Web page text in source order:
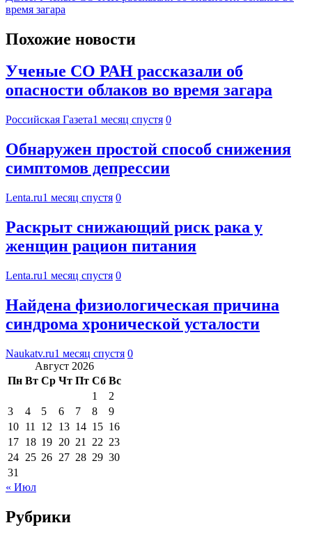
время загара
Похожие новости
Ученые СО РАН рассказали об
опасности облаков во время загара
Российская Газета1 месяц спустя 0
Обнаружен простой способ снижения
симптомов депрессии
Lenta.ru1 месяц спустя 0
Раскрыт снижающий риск рака у
женщин рацион питания
Lenta.ru1 месяц спустя 0
Найдена физиологическая причина
синдрома хронической усталости
Naukatv.ru1 месяц спустя 0
Август 2026
Пн Вт Ср Чт Пт Сб Вс
1
2
3
4 5 6 7 8
9
10 11 12 13 14 15 16
17 18 19 20 21 22 23
24 25 26 27 28 29 30
31
« Июл
Рубрики